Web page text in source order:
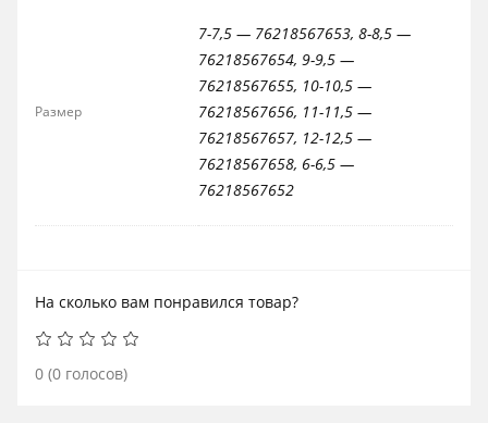
Размер
7-7,5 — 76218567653, 8-8,5 —
76218567654, 9-9,5 —
76218567655, 10-10,5 —
76218567656, 11-11,5 —
76218567657, 12-12,5 —
76218567658, 6-6,5 —
76218567652
На сколько вам понравился товар?
0 (0 голосов)